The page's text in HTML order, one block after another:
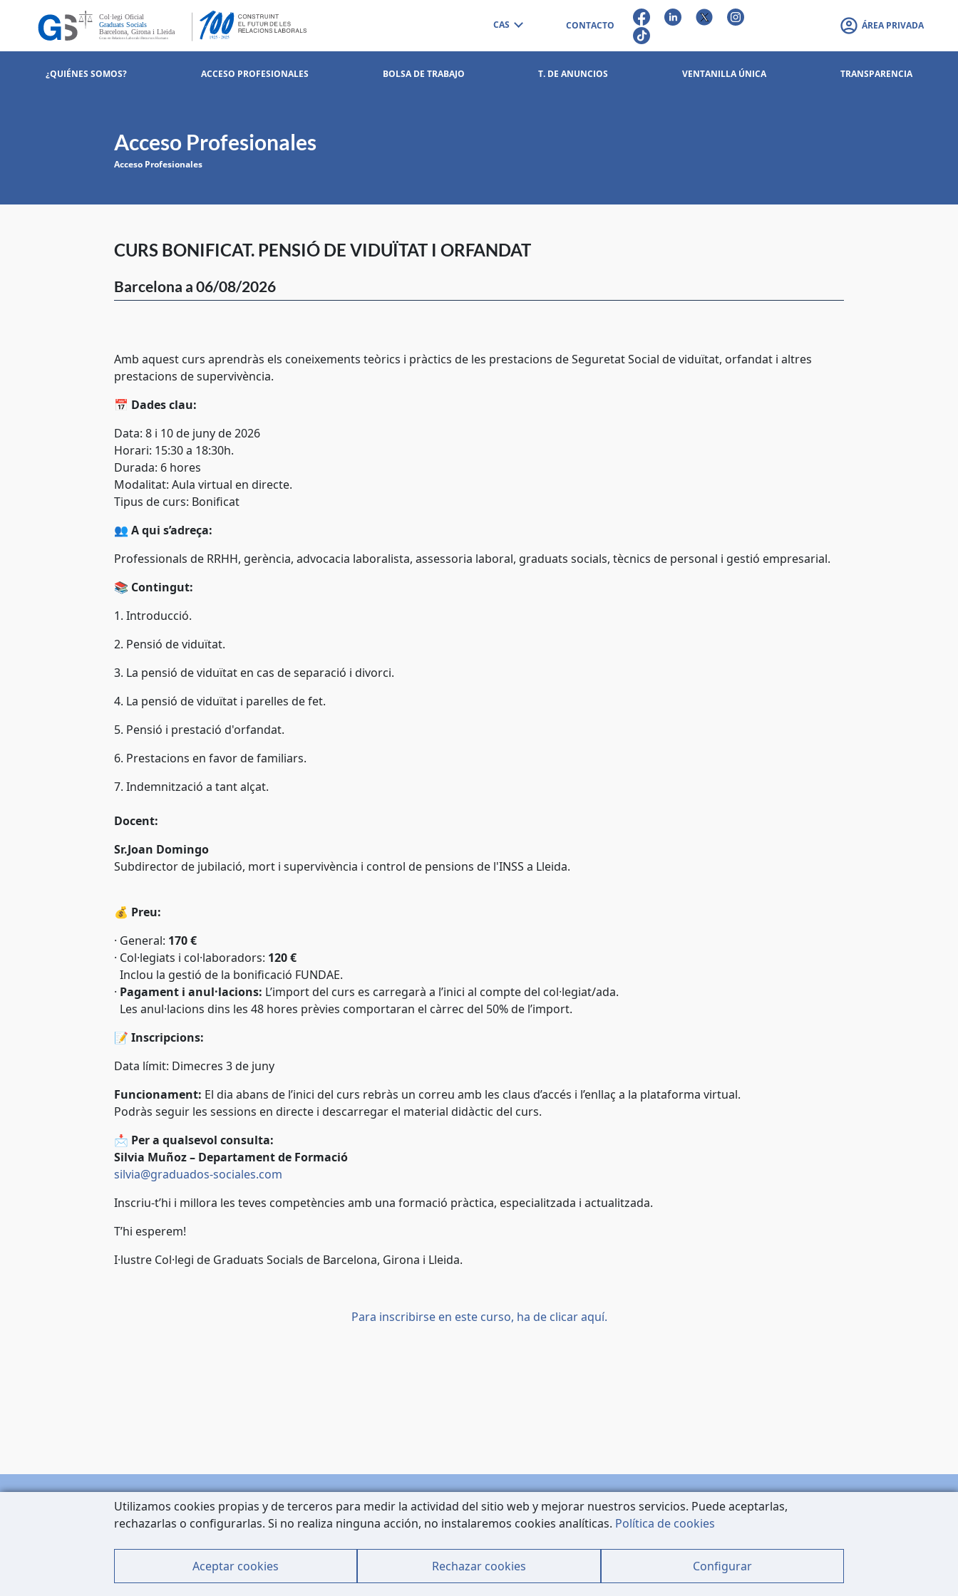
CAS CONTACTO ÁREA PRIVADA
¿QUIÉNES SOMOS? ACCESO PROFESIONALES BOLSA DE TRABAJO T. DE ANUNCIOS VENTANILLA ÚNICA TRANSPARENCIA
Acceso Profesionales
Acceso Profesionales
CURS BONIFICAT. PENSIÓ DE VIDUÏTAT I ORFANDAT
Barcelona a 06/08/2026
Amb aquest curs aprendràs els coneixements teòrics i pràctics de les prestacions de Seguretat Social de viduïtat, orfandat i altres
prestacions de supervivència.
📅 Dades clau:
Data: 8 i 10 de junyde 2026
Horari: 15:30 a 18:30h.
Durada: 6 hores
Modalitat: Aula virtual en directe.
Tipus de curs: Bonificat
👥 A qui s’adreça:
Professionals de RRHH, gerència, advocacia laboralista, assessoria laboral, graduats socials, tècnics de personal i gestió empresarial.
📚 Contingut:
1. Introducció.
2. Pensió de viduïtat.
3. La pensió de viduïtat en cas de separació i divorci.
4. La pensió de viduïtat i parelles de fet.
5. Pensió i prestació d'orfandat.
6. Prestacions en favor de familiars.
7. Indemnització a tant alçat.
Docent:
Sr.Joan Domingo
Subdirector de jubilació, mort i supervivència i control de pensions de l'INSS a Lleida.
💰 Preu:
· General: 170 €
· Col·legiats i col·laboradors: 120 €
Inclou la gestió de la bonificació FUNDAE.
· Pagament i anul·lacions: L’import del curs es carregarà a l’inici al compte del col·legiat/ada.
Les anul·lacions dins les 48 hores prèvies comportaran el càrrec del 50% de l’import.
📝 Inscripcions:
Data límit: Dimecres 3 de juny
Funcionament: El dia abans de l’inici del curs rebràs un correu amb les claus d’accés i l’enllaç a la plataforma virtual.
Podràs seguir les sessions en directe i descarregar el material didàctic del curs.
📩 Per a qualsevol consulta:
Silvia Muñoz – Departament de Formació
silvia@graduados-sociales.com
Inscriu-t’hi i millora les teves competències amb una formació pràctica, especialitzada i actualitzada.
T’hi esperem!
I·lustre Col·legi de Graduats Socials de Barcelona, Girona i Lleida.
Para inscribirse en este curso, ha de clicar aquí.
Carrer de Còrsega, 227
Contacto
Mapa Web
Política de Cookies
Utilizamos cookies propias y de terceros para medir la actividad del sitio web y mejorar nuestros servicios. Puede aceptarlas,
rechazarlas o configurarlas. Si no realiza ninguna acción, no instalaremos cookies analíticas. Política de cookies
Aceptar cookies Rechazar cookies Configurar